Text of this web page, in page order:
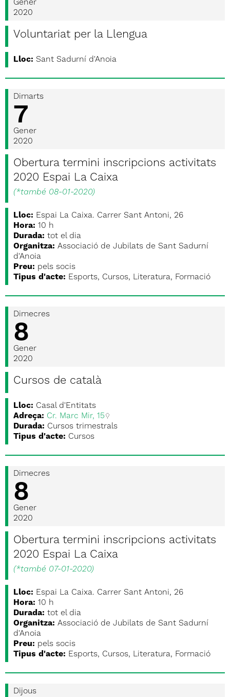
Gener
2020
Voluntariat per la Llengua
Lloc: Sant Sadurní d'Anoia
Dimarts
7
Gener
2020
Obertura termini inscripcions activitats
2020 Espai La Caixa
(*també 08-01-2020)
Lloc: Espai La Caixa. Carrer Sant Antoni, 26
Hora: 10 h
Durada: tot el dia
Organitza: Associació de Jubilats de Sant Sadurní
d'Anoia
Preu: pels socis
Tipus d'acte: Esports, Cursos, Literatura, Formació
Dimecres
8
Gener
2020
Cursos de català
Lloc: Casal d'Entitats
Adreça: Cr. Marc Mir, 15
Durada: Cursos trimestrals
Tipus d'acte: Cursos
Dimecres
8
Gener
2020
Obertura termini inscripcions activitats
2020 Espai La Caixa
(*també 07-01-2020)
Lloc: Espai La Caixa. Carrer Sant Antoni, 26
Hora: 10 h
Durada: tot el dia
Organitza: Associació de Jubilats de Sant Sadurní
d'Anoia
Preu: pels socis
Tipus d'acte: Esports, Cursos, Literatura, Formació
Dijous